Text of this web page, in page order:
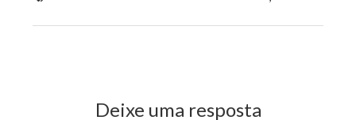
Deixe uma resposta